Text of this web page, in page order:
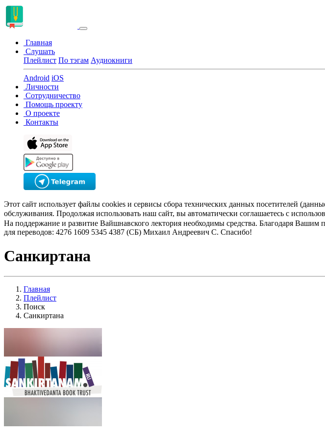
Главная
Слушать
Плейлист По тэгам Аудиокниги
Android iOS
Личности
Сотрудничество
Помощь проекту
О проекте
Контакты
Этот сайт использует файлы cookies и сервисы сбора технических данных посетителей
обслуживания. Продолжая использовать наш сайт, вы автоматически соглашаетесь с
На поддержание и развитие Вайшнавского лектория необходимы средства. Благодаря
для переводов: 4276 1609 5345 4387 (СБ) Михаил Андреевич С. Спасибо!
Санкиртана
Главная
Плейлист
Поиск
Санкиртана